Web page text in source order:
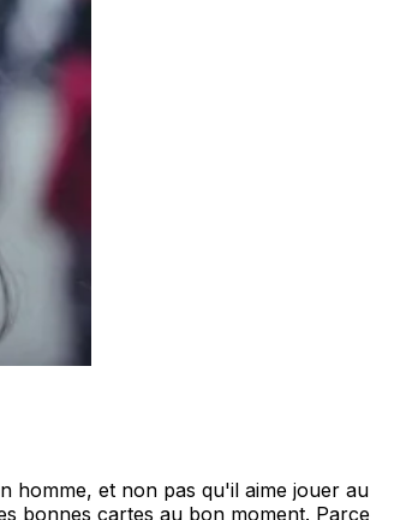
homme, et non pas qu'il aime jouer au
bonnes cartes au bon moment. Parce